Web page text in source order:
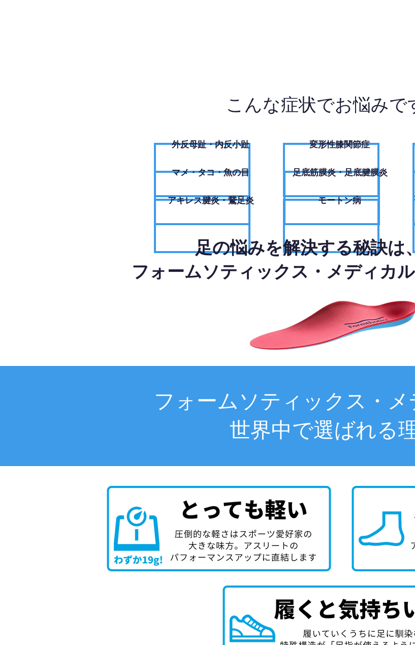
こんな症状でお悩みで
外反母趾・内反小趾
​マメ・タコ・魚の目
アキレス腱炎・鵞足炎
変形性膝関節症
足底筋膜炎・足底腱膜炎
モートン病
足の悩みを解決する秘訣は
フォームソティックス・メディカ
フォームソティックス・
世界中で選ばれる